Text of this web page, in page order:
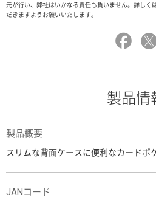
元が行い、弊社はいかなる責任も負いません。詳しく
だきますようお願いいたします。
製品情
製品概要
スリムな背面ケースに便利なカードポ
JANコード